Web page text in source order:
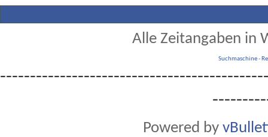
Alle Zeitangaben in
Suchmaschine-
Powered by